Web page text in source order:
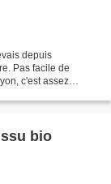
depuis
Pas facile de
c'est assez
bio